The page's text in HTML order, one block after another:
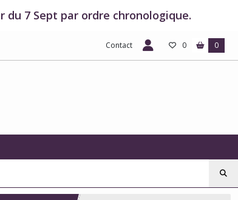
7 Sept par ordre chronologique.
Contact 0 0